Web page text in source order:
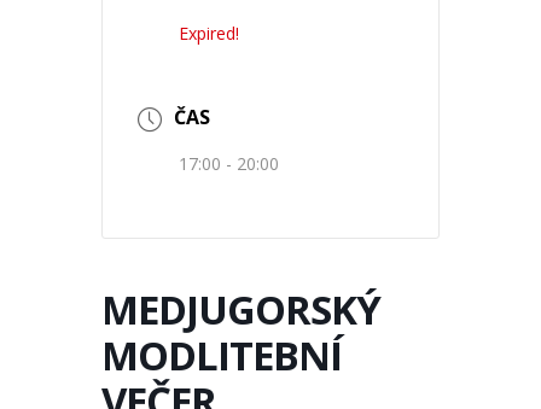
Expired!
ČAS
17:00 - 20:00
MEDJUGORSKÝ
MODLITEBNÍ